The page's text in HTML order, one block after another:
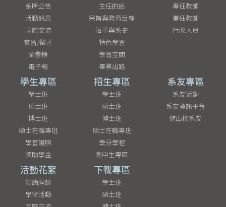
系所公告
活動訊息
國際交流
實習/徵才
榮譽榜
電子報
主任的話
宗旨與教育目標
沿革與系史
特色學習
學習空間
畢業出路
專任教師
兼任教師
行政人員
學生專區
學士班
碩士班
博士班
碩士在職專班
學習護照
獎助學金
招生專區
學士班
碩士班
博士班
碩士在職專班
學分學程
高中生專區
系友專區
系友活動
系友資訊平台
傑出校系友
活動花絮
演講座談
學術活動
下載專區
學士班
碩士班